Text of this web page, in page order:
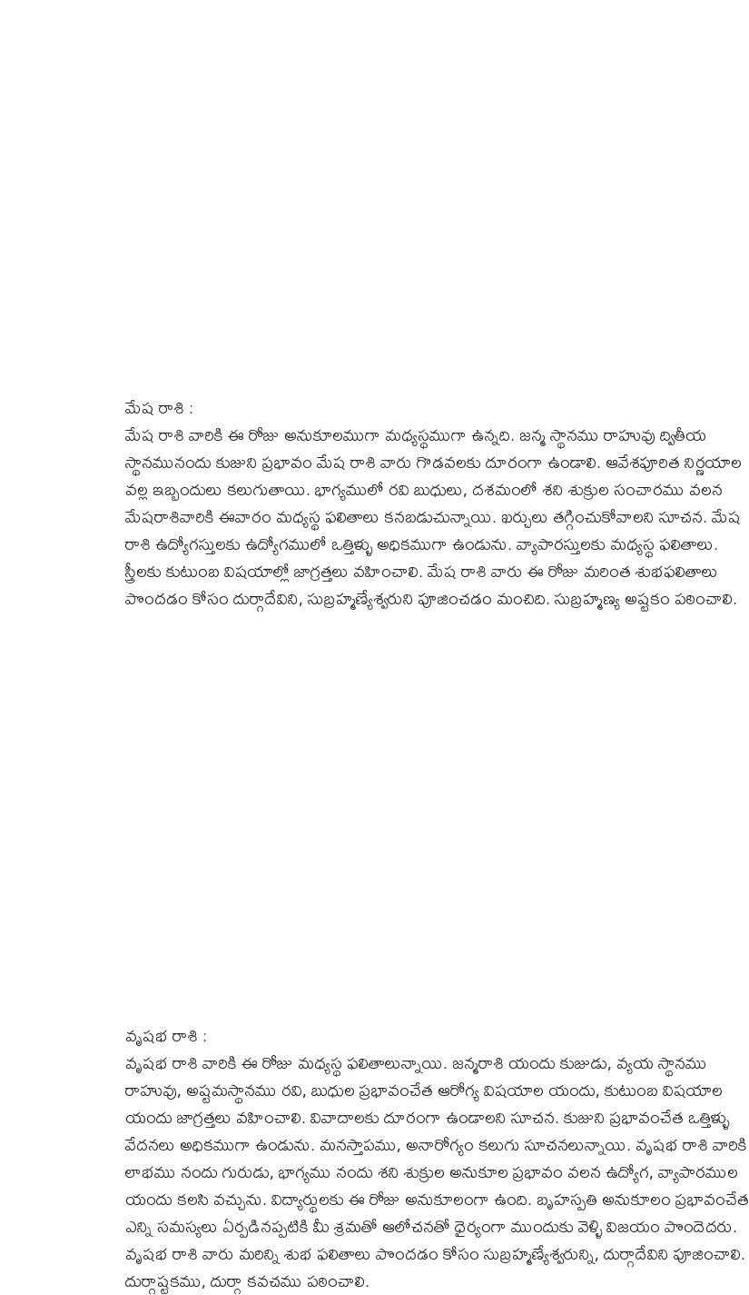
మేష రాశి :
మేష రాశి వారికి ఈ రోజు అనుకూలముగా మధ్యస్థముగా ఉన్నది. జన్మ స్థానము రాహువు ద్వితీయ
స్థానమునందు కుజుని ప్రభావం మేష రాశి వారు గొడవలకు దూరంగా ఉండాలి. ఆవేశపూరిత నిర్ణయాల
వల్ల ఇబ్బందులు కలుగుతాయి. భాగ్యములో రవి బుధులు, దశమంలో శని శుక్రుల సంచారము వలన
మేషరాశివారికి ఈవారం మధ్యస్థ ఫలితాలు కనబడుచున్నాయి. ఖర్చులు తగ్గించుకోవాలని సూచన. మేష
రాశి ఉద్యోగస్తులకు ఉద్యోగములో ఒత్తిళ్ళు అధికముగా ఉండును. వ్యాపారస్తులకు మధ్యస్థ ఫలితాలు.
స్త్రీలకు కుటుంబ విషయాల్లో జాగ్రత్తలు వహించాలి. మేష రాశి వారు ఈ రోజు మరింత శుభఫలితాలు
పొందడం కోసం దుర్గాదేవిని, సుబ్రహ్మణ్యేశ్వరుని పూజించడం మంచిది. సుబ్రహ్మణ్య అష్టకం పఠించాలి.
వృషభ రాశి :
వృషభ రాశి వారికి ఈ రోజు మధ్యస్థ ఫలితాలున్నాయి. జన్మరాశి యందు కుజుడు, వ్యయ స్థానము
రాహువు, అష్టమస్థానము రవి, బుధుల ప్రభావంచేత ఆరోగ్య విషయాల యందు, కుటుంబ విషయాల
యందు జాగ్రత్తలు వహించాలి. వివాదాలకు దూరంగా ఉండాలని సూచన. కుజుని ప్రభావంచేత ఒత్తిళ్ళు
వేదనలు అధికముగా ఉండును. మనస్తాపము, అనారోగ్యం కలుగు సూచనలున్నాయి. వృషభ రాశి వారికి
లాభము నందు గురుడు, భాగ్యము నందు శని శుక్రుల అనుకూల ప్రభావం వలన ఉద్యోగ, వ్యాపారముల
యందు కలసి వచ్చును. విద్యార్థులకు ఈ రోజు అనుకూలంగా ఉంది. బృహస్పతి అనుకూలం ప్రభావంచేత
ఎన్ని సమస్యలు ఏర్పడినప్పటికి మీ శ్రమతో ఆలోచనతో ధైర్యంగా ముందుకు వెళ్ళి విజయం పొందెదరు.
వృషభ రాశి వారు మరిన్ని శుభ ఫలితాలు పొందడం కోసం సుబ్రహ్మణ్యేశ్వరున్ని, దుర్గాదేవిని పూజించాలి.
దుర్గాష్టకము, దుర్గా కవచము పఠించాలి.